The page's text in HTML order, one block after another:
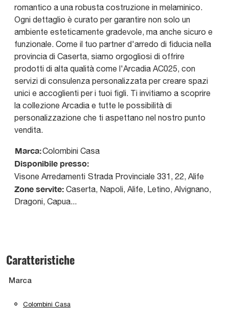
romantico a una robusta costruzione in melaminico.
Ogni dettaglio è curato per garantire non solo un
ambiente esteticamente gradevole, ma anche sicuro e
funzionale. Come il tuo partner d'arredo di fiducia nella
provincia di Caserta, siamo orgogliosi di offrire
prodotti di alta qualità come l'Arcadia AC025, con
servizi di consulenza personalizzata per creare spazi
unici e accoglienti per i tuoi figli. Ti invitiamo a scoprire
la collezione Arcadia e tutte le possibilità di
personalizzazione che ti aspettano nel nostro punto
vendita.
Marca:Colombini Casa
Disponibile presso:
Visone Arredamenti Strada Provinciale 331, 22, Alife
Zone servite: Caserta, Napoli, Alife, Letino, Alvignano,
Dragoni, Capua...
Caratteristiche
Marca
Colombini Casa